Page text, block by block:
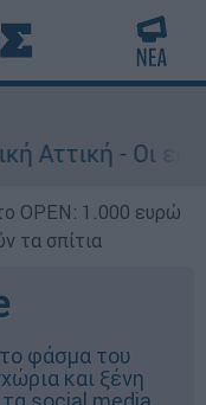
- Οι
OPEN: 1.000 ευρώ
τα σπίτια
φάσμα του
και ξένη